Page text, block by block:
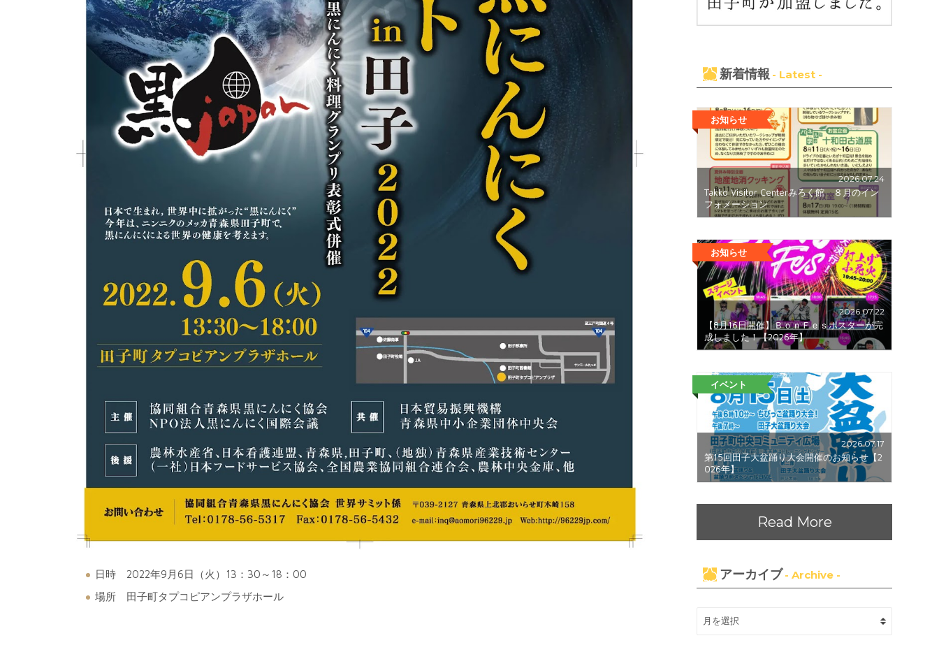
日時 2022年9月6日（火）13：30～18：00
場所 田子町タプコピアンプラザホール
新着情報 - Latest -
お知らせ
2026.07.24
Takko Visitor Centerみろく館 ８月のイン
フォメーション
お知らせ
2026.07.22
【8月16日開催】ＢｏｎＦｅｓポスターが完
成しました！【2026年】
イベント
2026.07.17
第15回田子大盆踊り大会開催のお知らせ【2
026年】
Read More
アーカイブ - Archive -